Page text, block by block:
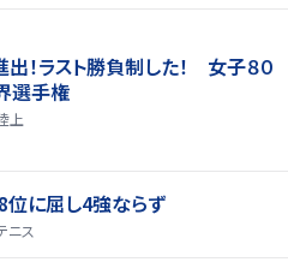
！ラスト勝負制した！ 女子８０
選手権
上
に屈し4強ならず
ニス